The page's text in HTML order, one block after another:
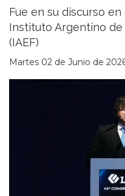
Fue en su discurso
Instituto Argentino de
(IAEF)
Martes 02 de Junio de